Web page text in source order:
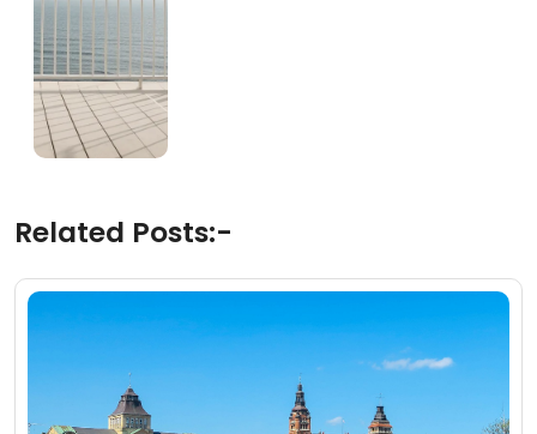
Related Posts:-